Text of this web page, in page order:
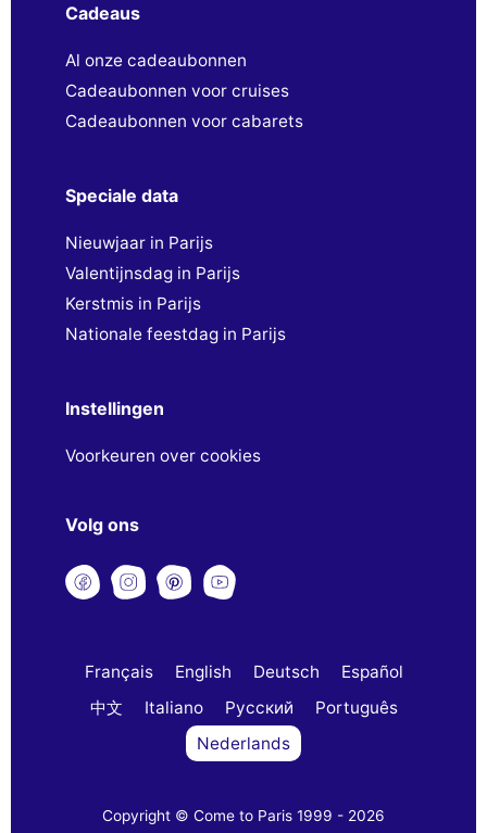
Cadeaus
Al onze cadeaubonnen
Cadeaubonnen voor cruises
Cadeaubonnen voor cabarets
Speciale data
Nieuwjaar in Parijs
Valentijnsdag in Parijs
Kerstmis in Parijs
Nationale feestdag in Parijs
Instellingen
Voorkeuren over cookies
Volg ons
Français English Deutsch
Español
中文
Italiano Русский
Português
Nederlands
Copyright © Come to Paris 1999 - 2026